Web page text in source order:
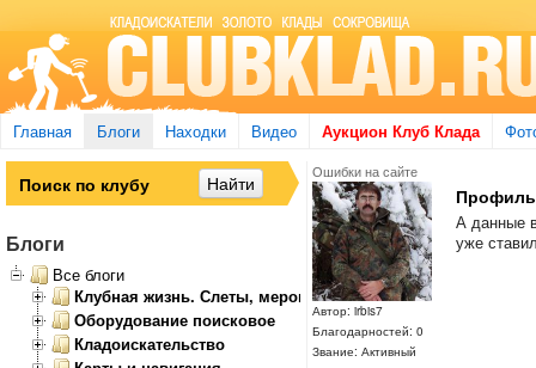
Главная Блоги Находки Видео Аукцион Клуб Клада
Ошибки на сайте
Автор: irbis7
Благодарностей: 0
Звание: Активный
Профиль
А данные
уже
Блоги
Все блоги
Клубная жизнь. Слеты, мероприятия
Оборудование поисковое
Кладоискательство